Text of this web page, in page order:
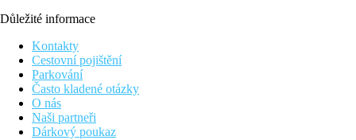
Důležité informace
Kontakty
Cestovní pojištění
Parkování
Často kladené otázky
O nás
Naši partneři
Dárkový poukaz